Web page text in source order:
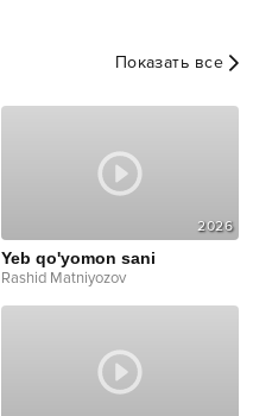
Показать все
2026
Yeb qo'yomon sani
Rashid Matniyozov